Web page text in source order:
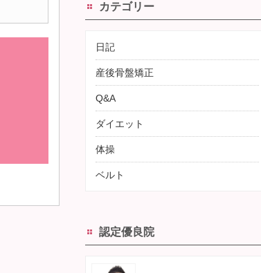
カテゴリー
日記
産後骨盤矯正
Q&A
ダイエット
体操
ベルト
認定優良院